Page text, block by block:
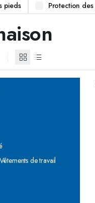
pieds
Protection
de travail